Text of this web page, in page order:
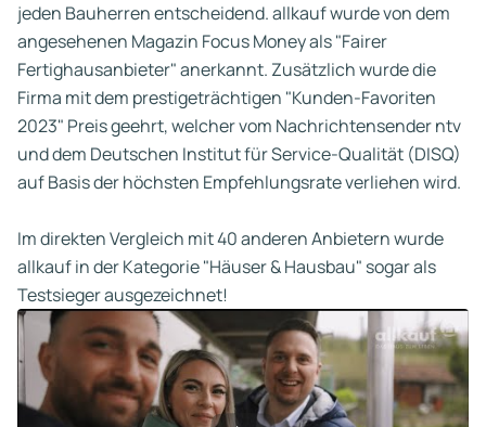
jeden Bauherren entscheidend. allkauf wurde von dem
angesehenen Magazin Focus Money als "Fairer
Fertighausanbieter" anerkannt. Zusätzlich wurde die
Firma mit dem prestigeträchtigen "Kunden-Favoriten
2023" Preis geehrt, welcher vom Nachrichtensender ntv
und dem Deutschen Institut für Service-Qualität (DISQ)
auf Basis der höchsten Empfehlungsrate verliehen wird.
Im direkten Vergleich mit 40 anderen Anbietern wurde
allkauf in der Kategorie "Häuser & Hausbau" sogar als
Testsieger ausgezeichnet!